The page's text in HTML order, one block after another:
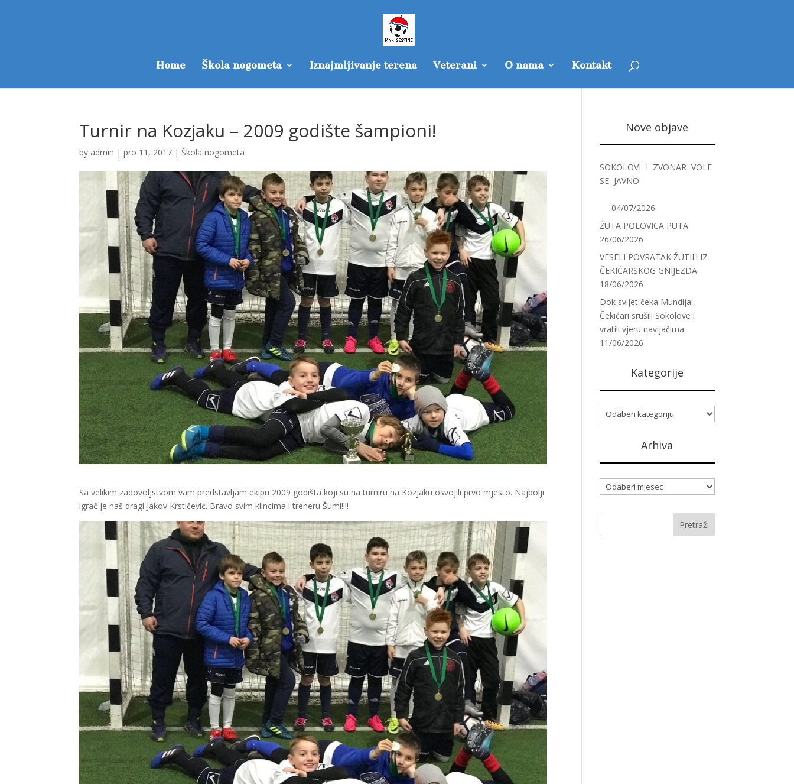
Home Škola nogometa Iznajmljivanje terena Veterani O nama Kontakt
Turnir na Kozjaku – 2009 godište šampioni!
by admin |pro 11, 2017 |Škola nogometa
Sa velikim zadovoljstvom vam predstavljam ekipu 2009 godišta koji su na turniru na Kozjaku osvojili prvo mjesto. Najbolji
igrač je naš dragi Jakov Krstičević. Bravo svim klincima i treneru Šumi!!!!
Nove objave
SOKOLOVI I ZVONAR VOLE
SE JAVNO
04/07/2026
ŽUTA POLOVICA PUTA
26/06/2026
VESELI POVRATAK ŽUTIH IZ
ČEKIĆARSKOG GNIJEZDA
18/06/2026
Dok svijet čeka Mundijal,
Čekićari srušili Sokolove i
vratili vjeru navijačima
11/06/2026
Kategorije
Kategorije
Arhiva
Arhiva